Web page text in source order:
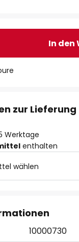
In den
zur Lieferung
Werktage
enthalten
wählen
10000730